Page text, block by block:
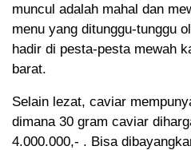
muncul adalah mahal dan
menu yang ditunggu-tunggu
hadir di pesta-pesta mewah
barat.
Selain lezat, caviar
dimana 30 gram caviar
4.000.000,- . Bisa